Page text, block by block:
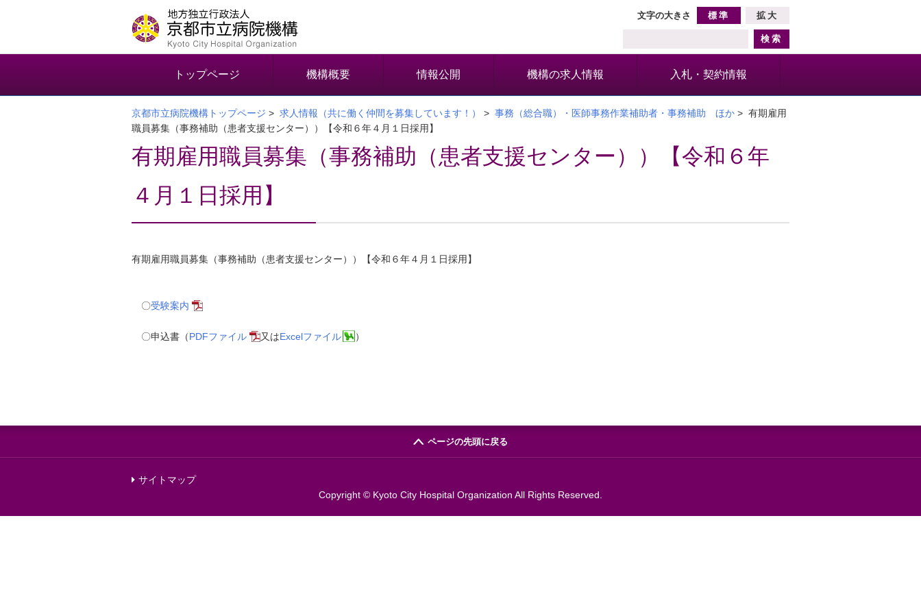
移
る
文字の大きさ 標準 拡大
トップページ 機構概要 情報公開 機構の求人情報 入札・契約情報
京都市立病院機構トップページ > 求人情報（共に働く仲間を募集しています！） > 事務（総合職）・医師事務作業補助者・事務補助 ほか > 有期雇用
職員募集（事務補助（患者支援センター））【令和６年４月１日採用】
有期雇用職員募集（事務補助（患者支援センター））【令和６年
４月１日採用】
有期雇用職員募集（事務補助（患者支援センター））【令和６年４月１日採用】
〇受験案内
〇申込書（PDFファイル 又はExcelファイル ）
ページの先頭に戻る
サイトマップ
Copyright © Kyoto City Hospital Organization All Rights Reserved.